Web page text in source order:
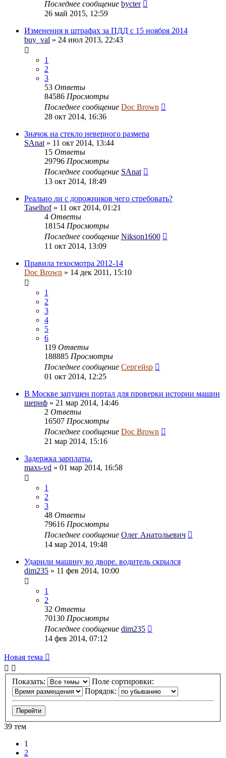
Последнее сообщение bycter
26 май 2015, 12:59
Изменения в штрафах за ПДД с 15 ноября 2014
buy_val » 24 июл 2013, 22:43
1
2
3
53 Ответы
84586 Просмотры
Последнее сообщение Doc Brown
28 окт 2014, 16:36
Значок на стекло неверного размера
SAnat » 11 окт 2014, 13:44
15 Ответы
29796 Просмотры
Последнее сообщение SAnat
13 окт 2014, 18:49
Реально ли с дорожников чего стребовать?
Taselhof» 11 окт 2014, 01:21
4 Ответы
18154 Просмотры
Последнее сообщение Nikson1600
11 окт 2014, 13:09
Правила техосмотра 2012-14
Doc Brown » 14 дек 2011, 15:10
1
2
3
4
5
6
119 Ответы
188885 Просмотры
Последнее сообщение Сергейsp
01 окт 2014, 12:25
В Москве запущен портал для проверки истории машин
шериф » 21 мар 2014, 14:46
2 Ответы
16507 Просмотры
Последнее сообщение Doc Brown
21 мар 2014, 15:16
Задержка зарплаты.
maxs-vd » 01 мар 2014, 16:58
1
2
3
48 Ответы
79616 Просмотры
Последнее сообщение Олег Анатольевич
14 мар 2014, 19:48
Ударили машину во дворе. водитель скрылся
dim235 » 11 фев 2014, 10:00
1
2
32 Ответы
70130 Просмотры
Последнее сообщение dim235
14 фев 2014, 07:12
Новая тема
Показать:
Поле сортировки:
Порядок:
39 тем
1
2